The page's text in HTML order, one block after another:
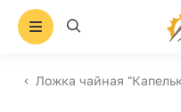
Ложка чайная